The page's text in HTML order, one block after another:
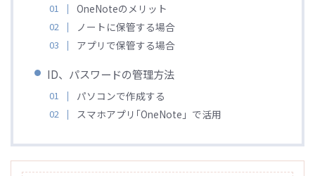
OneNoteのメリット
ノートに保管する場合
アプリで保管する場合
ID、パスワードの管理方法
パソコンで作成する
スマホアプリ｢OneNote」で活用